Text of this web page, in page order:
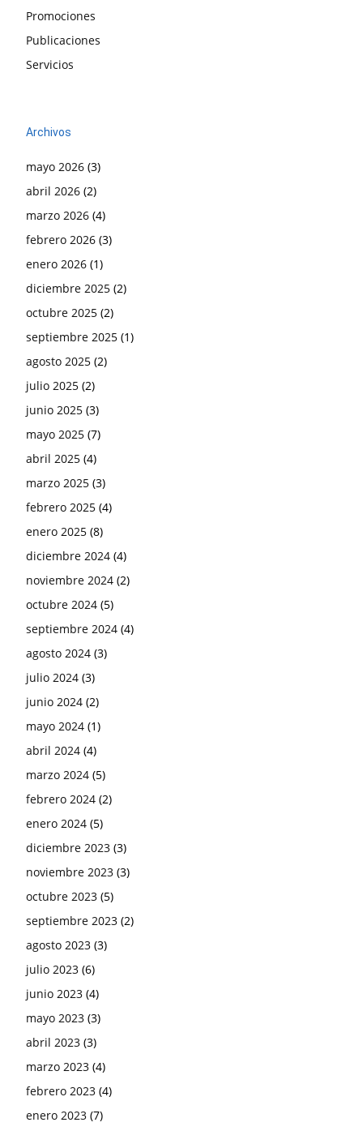
Promociones
Publicaciones
Servicios
Archivos
mayo 2026 (3)
abril 2026 (2)
marzo 2026 (4)
febrero 2026 (3)
enero 2026 (1)
diciembre 2025 (2)
octubre 2025 (2)
septiembre 2025 (1)
agosto 2025 (2)
julio 2025 (2)
junio 2025 (3)
mayo 2025 (7)
abril 2025 (4)
marzo 2025 (3)
febrero 2025 (4)
enero 2025 (8)
diciembre 2024 (4)
noviembre 2024 (2)
octubre 2024 (5)
septiembre 2024 (4)
agosto 2024 (3)
julio 2024 (3)
junio 2024 (2)
mayo 2024 (1)
abril 2024 (4)
marzo 2024 (5)
febrero 2024 (2)
enero 2024 (5)
diciembre 2023 (3)
noviembre 2023 (3)
octubre 2023 (5)
septiembre 2023 (2)
agosto 2023 (3)
julio 2023 (6)
junio 2023 (4)
mayo 2023 (3)
abril 2023 (3)
marzo 2023 (4)
febrero 2023 (4)
enero 2023 (7)